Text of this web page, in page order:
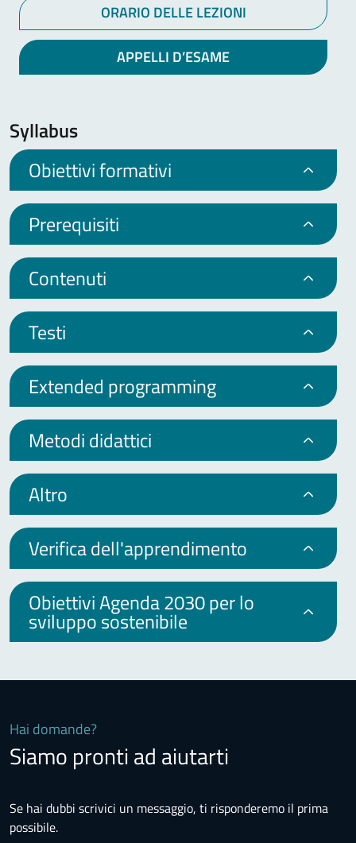
ORARIO DELLE LEZIONI
APPELLI D’ESAME
Syllabus
Obiettivi formativi
Prerequisiti
Contenuti
Testi
Extended programming
Metodi didattici
Altro
Verifica dell'apprendimento
Obiettivi Agenda 2030 per lo
sviluppo sostenibile
Hai domande?
Siamo pronti ad aiutarti
Se hai dubbi scrivici un messaggio, ti risponderemo il prima
possibile.